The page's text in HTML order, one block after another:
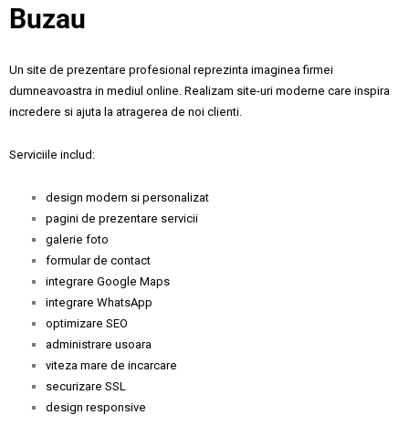
Buzau
Un site de prezentare profesional reprezinta imaginea firmei
dumneavoastra in mediul online. Realizam site-uri moderne care inspira
incredere si ajuta la atragerea de noi clienti.
Serviciile includ:
design modern si personalizat
pagini de prezentare servicii
galerie foto
formular de contact
integrare Google Maps
integrare WhatsApp
optimizare SEO
administrare usoara
viteza mare de incarcare
securizare SSL
design responsive